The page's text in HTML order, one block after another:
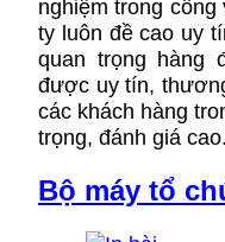
nghiệm trong
ty luôn đề cao uy
quan trọng hàng
được uy tín,
các khách hàng
trọng, đánh giá cao.
Bộ máy tổ